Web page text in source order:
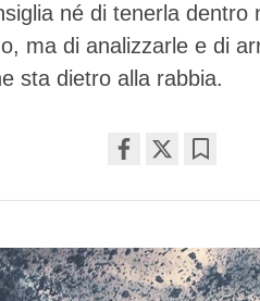
né di tenerla dentro
ma di analizzarle e di
sta dietro alla rabbia.
on